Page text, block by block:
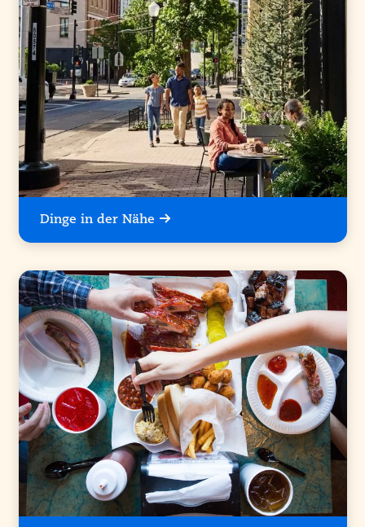
Dinge in der Nähe